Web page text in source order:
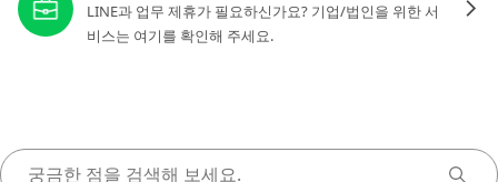
LINE과 업무 제휴가 필요하신가요? 기업/법인을 위한 서
비스는 여기를 확인해 주세요.